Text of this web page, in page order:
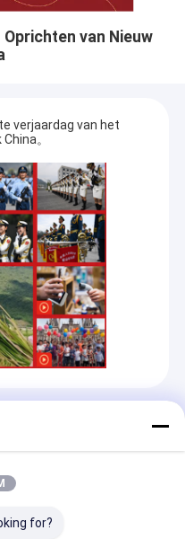
van Nieuw
verjaardag van het
。
for?